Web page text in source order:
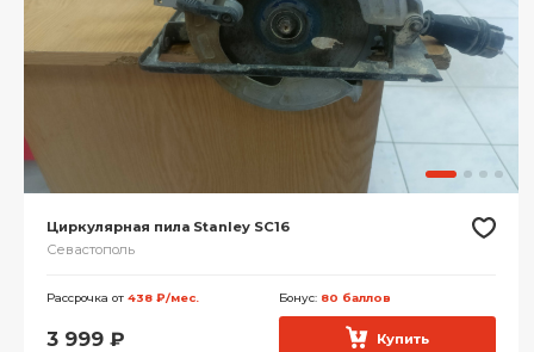
Циркулярная пила Stanley SC16
Севастополь
Рассрочка от 438 ₽/мес. Бонус: 80 баллов
3 999 ₽ Купить